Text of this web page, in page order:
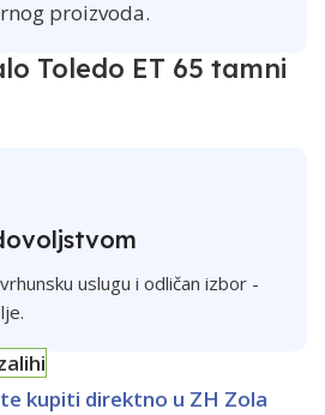
proizvoda.
Toledo ET 65 tamni
uslugu i odličan izbor -
kupiti direktno u ZH Zola